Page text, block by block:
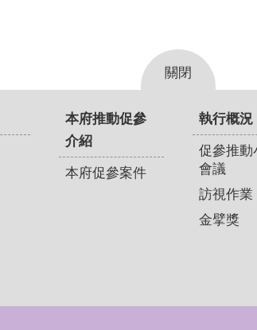
關閉
本府推動促參
介紹
本府促參案件
執行概況
促參推動
會議
訪視作業
金擘獎